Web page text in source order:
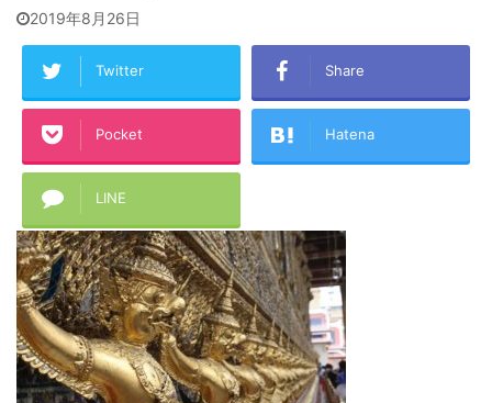
2019年8月26日
Twitter Share
Pocket Hatena
LINE